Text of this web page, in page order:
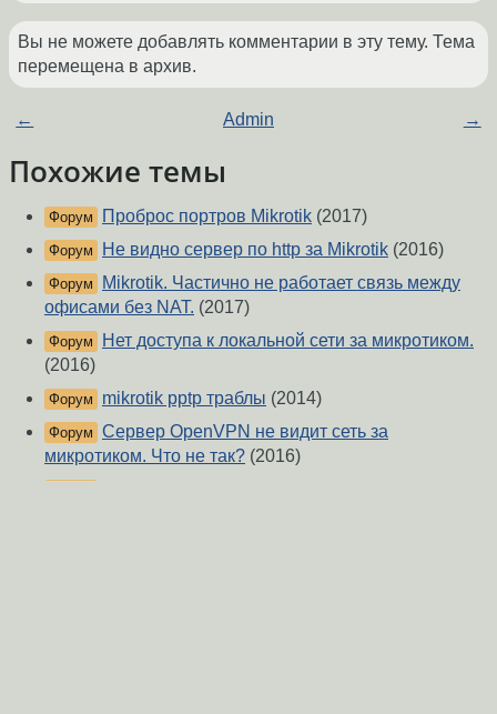
Вы не можете добавлять комментарии в эту тему. Тема
перемещена в архив.
← Admin →
Похожие темы
Форум Проброс портров Mikrotik (2017)
Форум Не видно сервер по http за Mikrotik (2016)
Форум
Mikrotik. Частично не работает связь между
офисами без NAT. (2017)
Форум
Нет доступа к локальной сети за микротиком.
(2016)
Форум mikrotik pptp траблы (2014)
Форум Сервер OpenVPN не видит сеть за
микротиком. Что не так? (2016)